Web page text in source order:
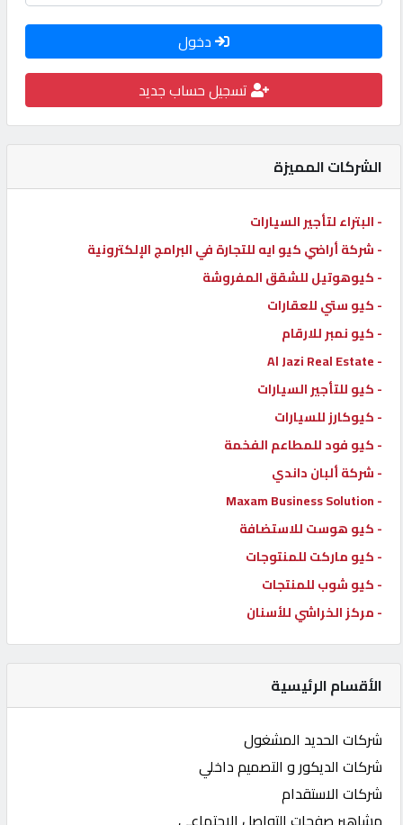
كارز
كيو
ماركت
القطري
POWERED
QHOST
دخول
تسجيل حساب جديد
الشركات المميزة
- البتراء لتأجير السيارات
- شركة أراضي كيو ايه للتجارة في البرامج الإلكترونية
- كيوهوتيل للشقق المفروشة
- كيو ستي للعقارات
- كيو نمبر للارقام
- Al Jazi Real Estate
- كيو للتأجير السيارات
- كيوكارز للسيارات
- كيو فود للمطاعم الفخمة
- شركة ألبان داندي
- Maxam Business Solution
- كيو هوست للاستضافة
- كيو ماركت للمنتوجات
- كيو شوب للمنتجات
- مركز الخراشي للأسنان
الأقسام الرئيسية
شركات الحديد المشغول
شركات الديكور و التصميم داخلي
شركات الاستقدام